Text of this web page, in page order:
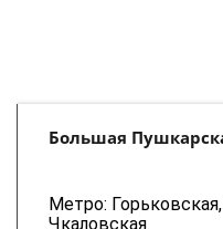
Большая
Метро:
Чкаловская